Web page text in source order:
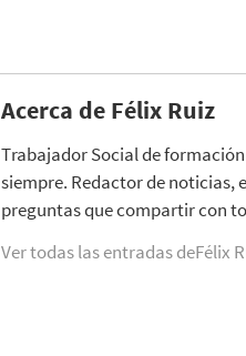
Acerca de Félix Ruiz
Trabajador Social de
siempre. Redactor de noticias,
preguntas que compartir con
Ver todas las entradas deFélix